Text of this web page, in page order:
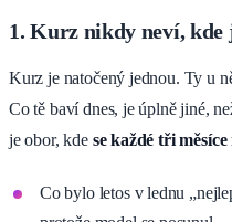
1. Kurz nikdy neví, kde
Kurz je natočený jednou. Ty u
Co tě baví dnes, je úplně jiné,
je obor, kde se každé tři
Co bylo letos v lednu